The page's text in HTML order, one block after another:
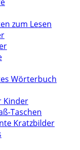
zum Lesen
Wörterbuch
Kinder
Taschen
Kratzbilder